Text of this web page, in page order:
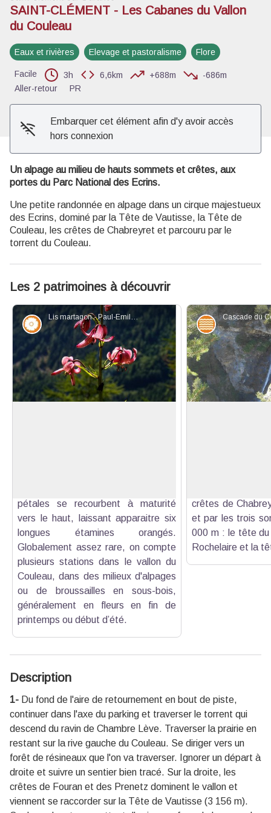
Voir l'image en plein écran
SAINT-CLÉMENT - Les Cabanes du Vallon
du Couleau
Eaux et rivières Elevage et pastoralisme Flore
Facile 3h 6,6km +688m
-686m
Aller-retour
PR
Embarquer cet élément afin d'y avoir accès
hors connexion
Un alpage au milieu de hauts sommets et crêtes, aux
portes du Parc National des Ecrins.
Une petite randonnée en alpage dans un cirque majestueux
des Ecrins, dominé par la Tête de Vautisse, la Tête de
Couleau, les crêtes de Chabreyret et parcouru par le
torrent du Couleau.
Les 2 patrimoines à découvrir
Lis martagon - Paul-Emile Lardy - Commune de St-Clément-sur-Durance
Flore
pétales se recourbent à maturité
vers le haut, laissant apparaitre six
longues étamines orangés.
Globalement assez rare, on compte
plusieurs stations dans le vallon du
Couleau, dans des milieux d'alpages
ou de broussailles en sous-bois,
généralement en fleurs en fin de
printemps ou début d’été.
Eaux et
crêtes de
et par les trois
000 m : le tête
Rochelaire et la
Description
1- Du fond de l'aire de retournement en bout de piste,
continuer dans l'axe du parking et traverser le torrent qui
descend du ravin de Chambre Lève. Traverser la prairie en
restant sur la rive gauche du Couleau. Se diriger vers un
forêt de résineaux que l'on va traverser. Ignorer un départ à
droite et suivre un sentier bien tracé. Sur la droite, les
crêtes de Fouran et des Prenetz dominent le vallon et
viennent se raccorder sur la Tête de Vautisse (3 156 m).